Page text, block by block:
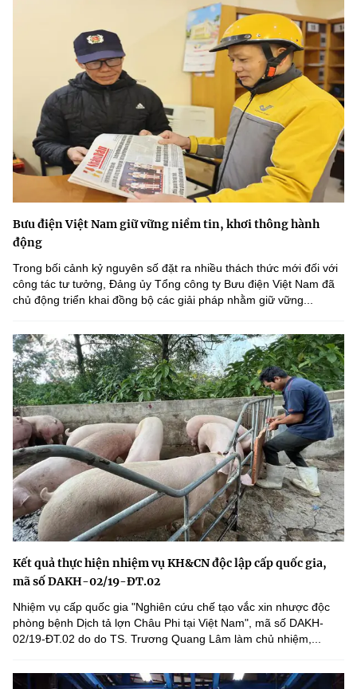
Bưu điện Việt Nam giữ vững niềm tin, khơi thông hành
động
Trong bối cảnh kỷ nguyên số đặt ra nhiều thách thức mới đối với
công tác tư tưởng, Đảng ủy Tổng công ty Bưu điện Việt Nam đã
chủ động triển khai đồng bộ các giải pháp nhằm giữ vững...
Kết quả thực hiện nhiệm vụ KH&CN độc lập cấp quốc gia,
mã số DAKH-02/19-ĐT.02
Nhiệm vụ cấp quốc gia "Nghiên cứu chế tạo vắc xin nhược độc
phòng bệnh Dịch tả lợn Châu Phi tại Việt Nam", mã số DAKH-
02/19-ĐT.02 do do TS. Trương Quang Lâm làm chủ nhiệm,...